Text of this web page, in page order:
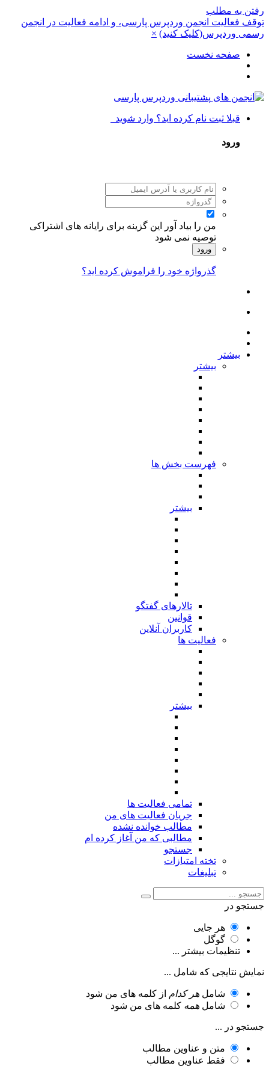
رفتن به مطلب
توقف فعالیت انجمن وردپرس پارسی، و ادامه فعالیت در انجمن
رسمی وردپرس(کلیک کنید) ×
صفحه نخست
قبلا ثبت نام کرده اید؟ وارد شوید
ورود
من را بیاد آور
این گزینه برای رایانه های اشتراکی
توصیه نمی شود
ورود
گذرواژه خود را فراموش کرده اید؟
بیشتر
بیشتر
فهرست بخش ها
بیشتر
تالارهای گفتگو
قوانین
کاربران آنلاین
فعالیت ها
بیشتر
تمامی فعالیت ها
جریان فعالیت های من
مطالب خوانده نشده
مطالبی که من آغاز کرده ام
جستجو
تخته امتیازات
تبلیغات
جستجو در
هر جایی
گوگل
تنظیمات بیشتر ...
نمایش نتایجی که شامل ...
شامل هر کدام از کلمه های من شود
شامل همه کلمه های من شود
جستجو در ...
متن و عناوین مطالب
فقط عناوین مطالب